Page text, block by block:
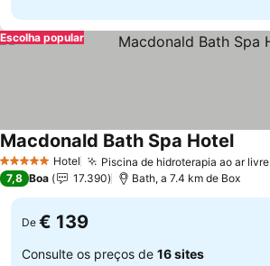
Escolha popular
5 Estrelas Hotel Piscina de hidroterapia ao ar livre
Macdonald Bath Spa Hotel
7,8 Boa 17.390 Bath, a 7.4 km de Box
De € 139
Consulte os preços de 16 sites